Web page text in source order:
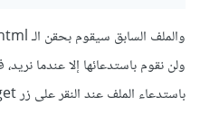
باستدعاء الملف عند النقر على زر show target